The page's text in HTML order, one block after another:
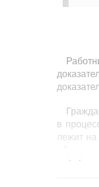
в
лежит на
суд